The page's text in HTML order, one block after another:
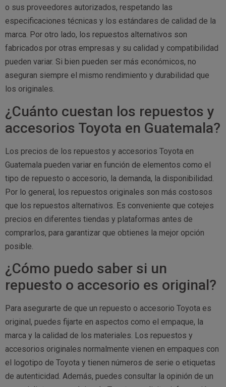
o sus proveedores autorizados, respetando las
especificaciones técnicas y los estándares de calidad de la
marca. Por otro lado, los repuestos alternativos son
fabricados por otras empresas y su calidad y compatibilidad
pueden variar. Si bien pueden ser más económicos, no
aseguran siempre el mismo rendimiento y durabilidad que
los originales.
¿Cuánto cuestan los repuestos y
accesorios Toyota en Guatemala?
Los precios de los repuestos y accesorios Toyota en
Guatemala pueden variar en función de elementos como el
tipo de repuesto o accesorio, la demanda, la disponibilidad.
Por lo general, los repuestos originales son más costosos
que los repuestos alternativos. Es conveniente que cotejes
precios en diferentes tiendas y plataformas antes de
comprarlos, para garantizar que obtienes la mejor opción
posible.
¿Cómo puedo saber si un
repuesto o accesorio es original?
Para asegurarte de que un repuesto o accesorio Toyota es
original, puedes fijarte en aspectos como el empaque, la
marca y la calidad de los materiales. Los repuestos y
accesorios originales normalmente vienen en empaques con
el logotipo de Toyota y tienen números de serie o etiquetas
de autenticidad. Además, puedes consultar la opinión de un